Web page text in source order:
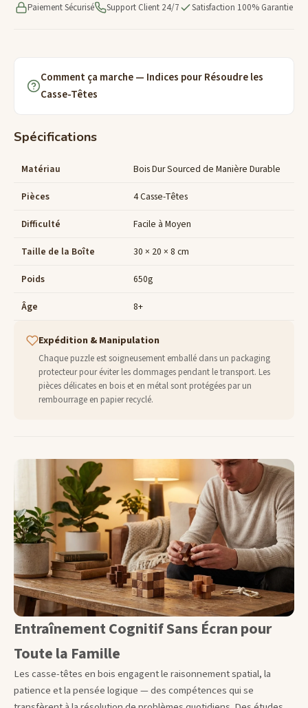
Paiement Sécurisé Support Client 24/7 Satisfaction 100% Garantie
Comment ça marche — Indices pour Résoudre les
Casse-Têtes
Spécifications
Matériau Bois Dur Sourced de Manière Durable
Pièces 4 Casse-Têtes
Difficulté Facile à Moyen
Taille de la Boîte 30 × 20 × 8 cm
Poids 650g
Âge 8+
Expédition & Manipulation
Chaque puzzle est soigneusement emballé dans un packaging
protecteur pour éviter les dommages pendant le transport. Les
pièces délicates en bois et en métal sont protégées par un
rembourrage en papier recyclé.
Entraînement Cognitif Sans Écran pour
Toute la Famille
Les casse-têtes en bois engagent le raisonnement spatial, la
patience et la pensée logique — des compétences qui se